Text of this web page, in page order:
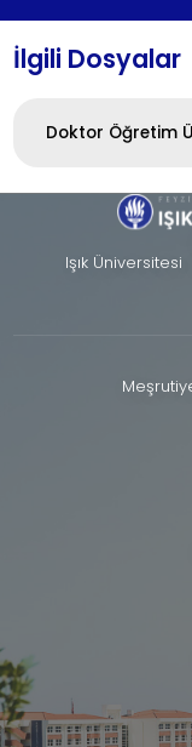
İlgili Dosyalar
Doktor Öğretim
Işık